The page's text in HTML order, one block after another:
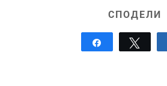
СПОДЕЛИ